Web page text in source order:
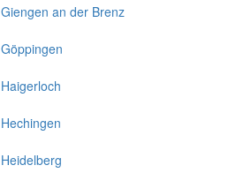
Giengen an der Brenz
Göppingen
Haigerloch
Hechingen
Heidelberg